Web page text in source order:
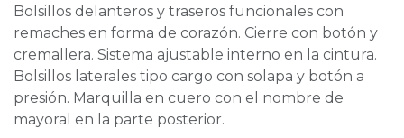
Bolsillos delanteros y traseros funcionales con
remaches en forma de corazón. Cierre con botón y
cremallera. Sistema ajustable interno en la cintura.
Bolsillos laterales tipo cargo con solapa y botón a
presión. Marquilla en cuero con el nombre de
mayoral en la parte posterior.